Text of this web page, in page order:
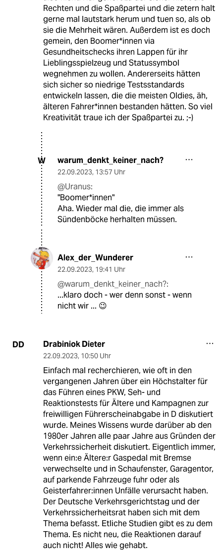
Rechten und die Spaßpartei und die zetern halt
gerne mal lautstark herum und tuen so, als ob
sie die Mehrheit wären. Außerdem ist es doch
gemein, den Boomer*innen via
Gesundheitschecks ihren Lappen für ihr
Lieblingsspielzeug und Statussymbol
wegnehmen zu wollen. Andererseits hätten
sich sicher so niedrige Testsstandards
entwickeln lassen, die die meisten Oldies, äh,
älteren Fahrer*innen bestanden hätten. So viel
Kreativität traue ich der Spaßpartei zu. ;-)
W warum_denkt_keiner_nach?
22.09.2023, 13:57 Uhr
@Uranus:
"Boomer*innen"
Aha. Wieder mal die, die immer als
Sündenböcke herhalten müssen.
Alex_der_Wunderer
22.09.2023, 19:41 Uhr
@warum_denkt_keiner_nach?:
...klaro doch - wer denn sonst - wenn
nicht wir ... 😉
DD Drabiniok Dieter
22.09.2023, 10:50 Uhr
Einfach mal recherchieren, wie oft in den
vergangenen Jahren über ein Höchstalter für
das Führen eines PKW, Seh- und
Reaktionstests für Ältere und Kampagnen zur
freiwilligen Führerscheinabgabe in D diskutiert
wurde. Meines Wissens wurde darüber ab den
1980er Jahren alle paar Jahre aus Gründen der
Verkehrssicherheit diskutiert. Eigentlich immer,
wenn ein:e Ältere:r Gaspedal mit Bremse
verwechselte und in Schaufenster, Garagentor,
auf parkende Fahrzeuge fuhr oder als
Geisterfahrer:innen Unfälle verursacht haben.
Der Deutsche Verkehrsgerichtstag und der
Verkehrssicherheitsrat haben sich mit dem
Thema befasst. Etliche Studien gibt es zu dem
Thema. Es nicht neu, die Reaktionen darauf
auch nicht! Alles wie gehabt.